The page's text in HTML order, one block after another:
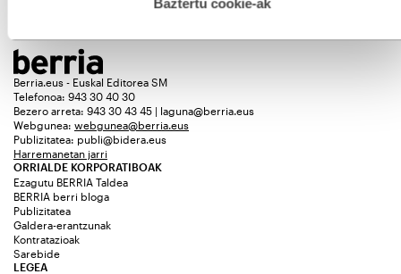
Berria.eus - Euskal Editorea SM
Telefonoa: 943 30 40 30
Bezero arreta: 943 30 43 45 | laguna@berria.eus
Webgunea: webgunea@berria.eus
Publizitatea: publi@bidera.eus
Harremanetan jarri
ORRIALDE KORPORATIBOAK
Ezagutu BERRIA Taldea
BERRIA berri bloga
Publizitatea
Galdera-erantzunak
Kontratazioak
Sarebide
LEGEA